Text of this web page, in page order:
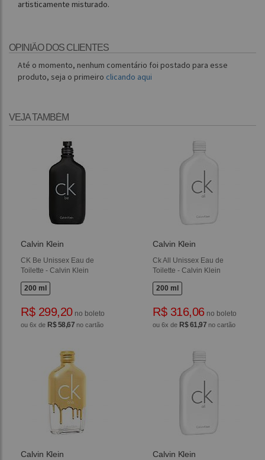
artisticamente misturado.
OPINIÃO DOS CLIENTES
Até o momento, nenhum comentário foi postado para esse
produto, seja o primeiro clicando aqui
VEJA TAMBÉM
Calvin Klein
CK Be Unissex Eau de
Toilette - Calvin Klein
200 ml
R$ 299,20no boleto
ou 6x de R$ 58,67 no cartão
Calvin Klein
Ck All Unissex Eau de
Toilette - Calvin Klein
200 ml
R$ 316,06no boleto
ou 6x de R$ 61,97 no cartão
Calvin Klein Calvin Klein